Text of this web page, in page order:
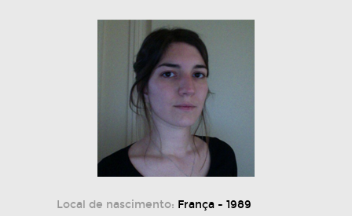
Local de nascimento: França - 1989